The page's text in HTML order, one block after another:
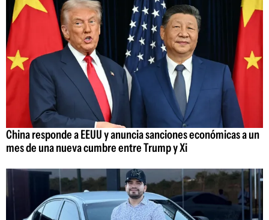
China responde a EEUU y anuncia sanciones económicas a un
mes de una nueva cumbre entre Trump y Xi